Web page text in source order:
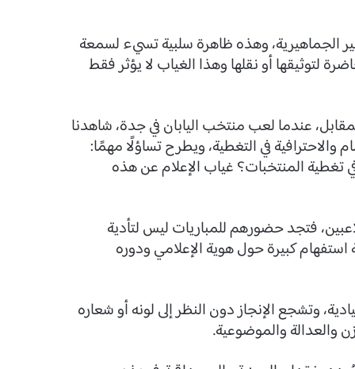
غير الجماهيرية، وهذه ظاهرة سلبية تسيء لسمعة
لتوثيقها أو نقلها وهذا الغياب لا يؤثر فقط
عندما لعب منتخب اليابان في جدة، شاهدنا
والاحترافية في التغطية، ويطرح تساؤلًا مهمًا:
تغطية المنتخبات؟ غياب الإعلام عن هذه
فتجد حضورهم للمباريات ليس لتأدية
كبيرة حول هوية الإعلامي ودوره
وتشجع الإنجاز دون النظر إلى لونه أو شعاره
والعدالة والموضوعية.